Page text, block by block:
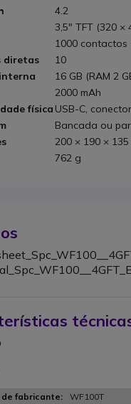
4.2
3,5" TFT (320 ×
1000 contactos
diretas
10
16 GB (RAM 2
2000 mAh
física USB-C,
Bancada ou
200 × 190 × 135
762 g
WF100T